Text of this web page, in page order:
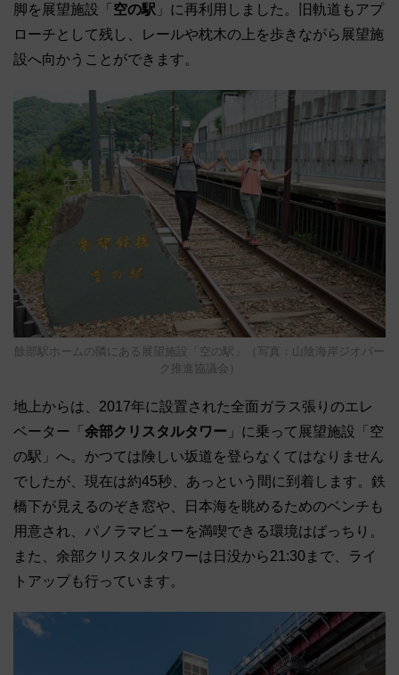
脚を展望施設「 空の駅 」に再利用しました。旧軌道もアプ
ローチとして残し、レールや枕木の上を歩きながら展望施
設へ向かうことができます。
餘部駅ホームの隣にある展望施設「空の駅」（写真：山陰海岸ジオパー
ク推進協議会）
地上からは、2017年に設置された全面ガラス張りのエレ
ベーター「 余部クリスタルタワー 」に乗って展望施設「空
の駅」へ。かつては険しい坂道を登らなくてはなりません
でしたが、現在は約45秒、あっという間に到着します。鉄
橋下が見えるのぞき窓や、日本海を眺めるためのベンチも
用意され、パノラマビューを満喫できる環境はばっちり。
また、余部クリスタルタワーは日没から21:30まで、ライ
トアップも行っています。